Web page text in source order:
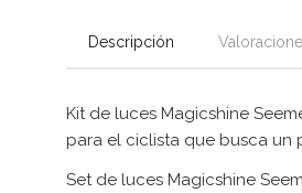
Descripción
Kit de luces Magicshine
para el ciclista que busca
Set de luces Magicshine